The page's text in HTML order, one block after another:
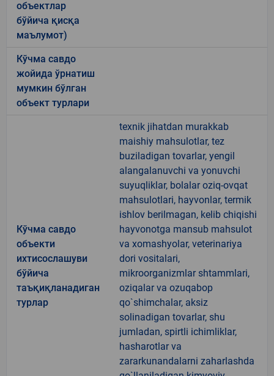
объектлар
бўйича қисқа
маълумот)
Кўчма савдо
жойида ўрнатиш
мумкин бўлган
объект турлари
Кўчма савдо
объекти
ихтисослашуви
бўйича
таъқиқланадиган
турлар
texnik jihatdan murakkab
maishiy mahsulotlar, tez
buziladigan tovarlar, yengil
alangalanuvchi va yonuvchi
suyuqliklar, bolalar oziq-ovqat
mahsulotlari, hayvonlar, termik
ishlov berilmagan, kelib chiqishi
hayvonotga mansub mahsulot
va xomashyolar, veterinariya
dori vositalari,
mikroorganizmlar shtammlari,
oziqalar va ozuqabop
qo`shimchalar, aksiz
solinadigan tovarlar, shu
jumladan, spirtli ichimliklar,
hasharotlar va
zararkunandalarni zaharlashda